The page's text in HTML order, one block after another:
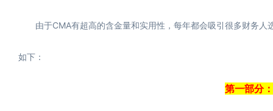
由于CMA有超高的含金量和实用性，每年都会吸引很多财务人
如下：
第一部分